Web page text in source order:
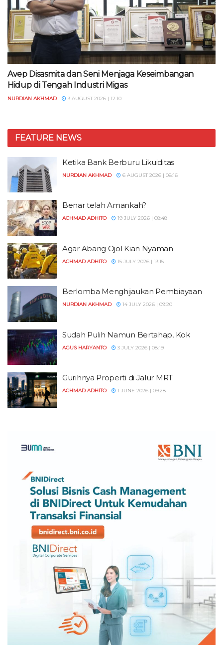
Avep Disasmita dan Seni Menjaga Keseimbangan
Hidup di Tengah Industri Migas
NURDIAN AKHMAD 3 AUGUST 2026 | 12:10
FEATURE NEWS
Ketika Bank Berburu Likuiditas
NURDIAN AKHMAD 6 AUGUST 2026 | 08:16
Benar telah Amankah?
ACHMAD ADHITO 19 JULY 2026 | 08:48
Agar Abang Ojol Kian Nyaman
ACHMAD ADHITO 15 JULY 2026 | 13:15
Berlomba Menghijaukan Pembiayaan
NURDIAN AKHMAD 14 JULY 2026 | 09:20
Sudah Pulih Namun Bertahap, Kok
AGUS HARYANTO 3 JULY 2026 | 08:19
Gurihnya Properti di Jalur MRT
ACHMAD ADHITO 1 JUNE 2026 | 09:28